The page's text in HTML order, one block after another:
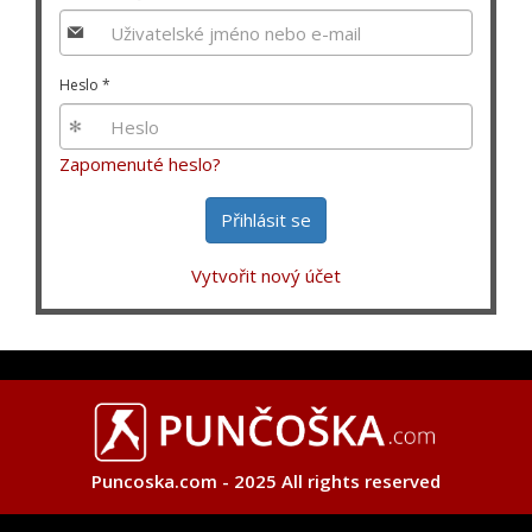
Heslo *
Zapomenuté heslo?
Přihlásit se
Vytvořit nový účet
Puncoska.com - 2025 All rights reserved